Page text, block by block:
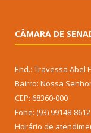
CÂMARA DE
End.: Travessa Abel
Bairro: Nossa
CEP: 68360-000
Fone: (93) 99148-8612
Horário de